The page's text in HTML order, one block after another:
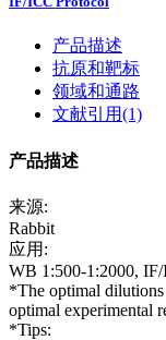
产品描述
抗原和靶标
领域和通路
文献引用(1)
产品描述
来源:
Rabbit
应用:
WB 1:500-1:2000,
*The optimal dilutions
optimal experimental
*Tips: